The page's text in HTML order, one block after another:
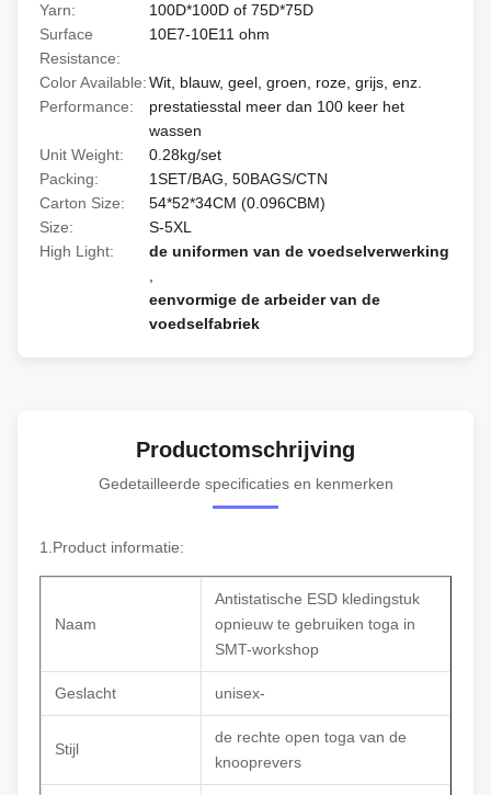
Yarn:
100D*100D of 75D*75D
Surface
Resistance:
10E7-10E11 ohm
Color Available:Wit, blauw, geel, groen, roze, grijs, enz.
Performance:
prestatiesstal meer dan 100 keer het
wassen
Unit Weight:
0.28kg/set
Packing:
1SET/BAG, 50BAGS/CTN
Carton Size:
54*52*34CM (0.096CBM)
Size:
S-5XL
High Light:
de uniformen van de voedselverwerking
eenvormige de arbeider van de
voedselfabriek
Productomschrijving
Gedetailleerde specificaties en kenmerken
1.Product informatie:
Naam
Antistatische ESD kledingstuk
opnieuw te gebruiken toga in
SMT-workshop
Geslacht unisex-
Stijl
de rechte open toga van de
knooprevers